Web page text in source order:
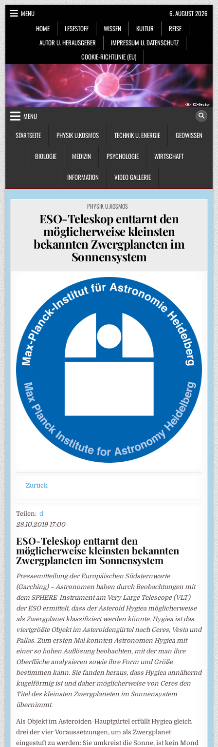
Skip
to
content
MENU
HOME
LESESTOFF WISSEN KULTUR
REISE
AUTOR U. HERAUSGEBER
IMPRESSUM U. DATENSCHUTZ
COOKIE-RICHTLINIE (EU)
6. AUGUST 2026
MENU
STARTSEITE
PHYSIK U.KOSMOS TECHNIK U. ENERGIE GEOWISSEN
BIOLOGIE MEDIZIN PSYCHOLOGIE WIRTSCHAFT
INFORMATION VIDEO GALLERIE
POSTED
IN
PHYSIK U.KOSMOS
ESO-Teleskop enttarnt den
möglicherweise kleinsten
bekannten Zwergplaneten im
Sonnensystem
Zurück
Teilen:d
28.10.2019 17:00
ESO-Teleskop enttarnt den
möglicherweise kleinsten bekannten
Zwergplaneten im Sonnensystem
Pressemitteilung der Europäischen Südsternwarte
(Garching) – Astronomen haben durch Beobachtungen mit
dem SPHERE-Instrument am Very Large Telescope (VLT)
der ESO ermittelt, dass der Asteroid Hygiea möglicherweise
als Zwergplanet klassifiziert werden könnte. Hygiea ist das
viertgrößte Objekt im Asteroidengürtel nach Ceres, Vesta und
Pallas. Zum ersten Mal konnten Astronomen Hygiea mit
einer so hohen Auflösung beobachten, mit der man ihre
Oberfläche analysieren sowie ihre Form und Größe
bestimmen kann. Sie fanden heraus, dass Hygiea annähernd
kugelförmig ist und daher möglicherweise von Ceres den
Titel des kleinsten Zwergplaneten im Sonnensystem
übernimmt.
Als Objekt im Asteroiden-Hauptgürtel erfüllt Hygiea gleich
drei der vier Voraussetzungen, um als Zwergplanet
eingestuft zu werden: Sie umkreist die Sonne, ist kein Mond